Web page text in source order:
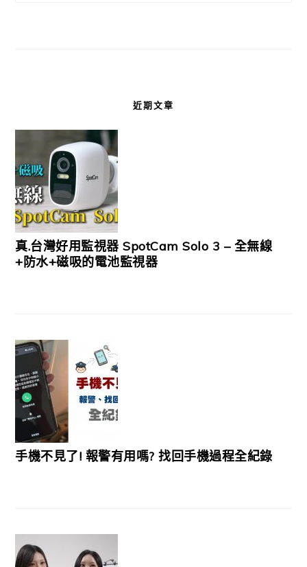
近期文章
真.台灣好用監視器 SpotCam Solo 3 – 全無線
+防水+磁吸的電池監視器
手機不見了! 報警有用嗎? 找回手機過程全紀錄